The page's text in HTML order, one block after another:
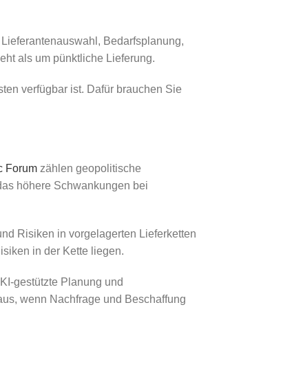
Bedarfsplanung,
als um pünktliche Lieferung.
verfügbar ist. Dafür brauchen Sie
Forum zählen geopolitische
höhere Schwankungen bei
Risiken in vorgelagerten Lieferketten
in der Kette liegen.
gestützte Planung und
wenn Nachfrage und Beschaffung